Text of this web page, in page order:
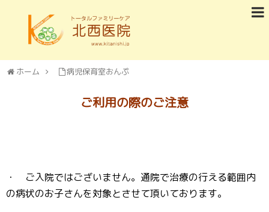
ホーム 病児保育室おんぷ
ご利用の際のご注意
・ ご入院ではございません。通院で治療の行える範囲内
の病状のお子さんを対象とさせて頂いております。